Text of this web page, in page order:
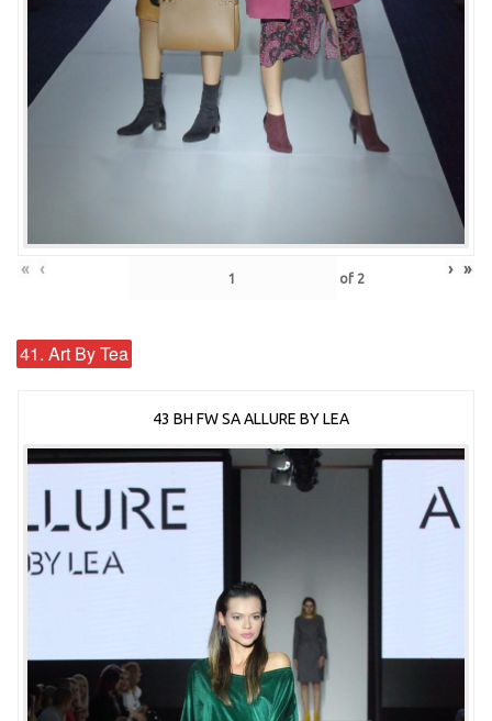
« ‹ of 2 › »
41. Art By Tea
43 BH FW SA ALLURE BY LEA